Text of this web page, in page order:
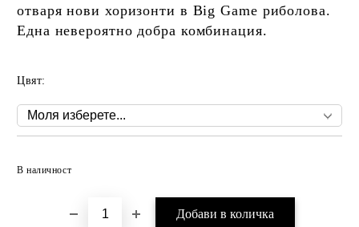
отваря нови хоризонти в Big Game риболова.
Една невероятно добра комбинация.
Цвят:
В наличност